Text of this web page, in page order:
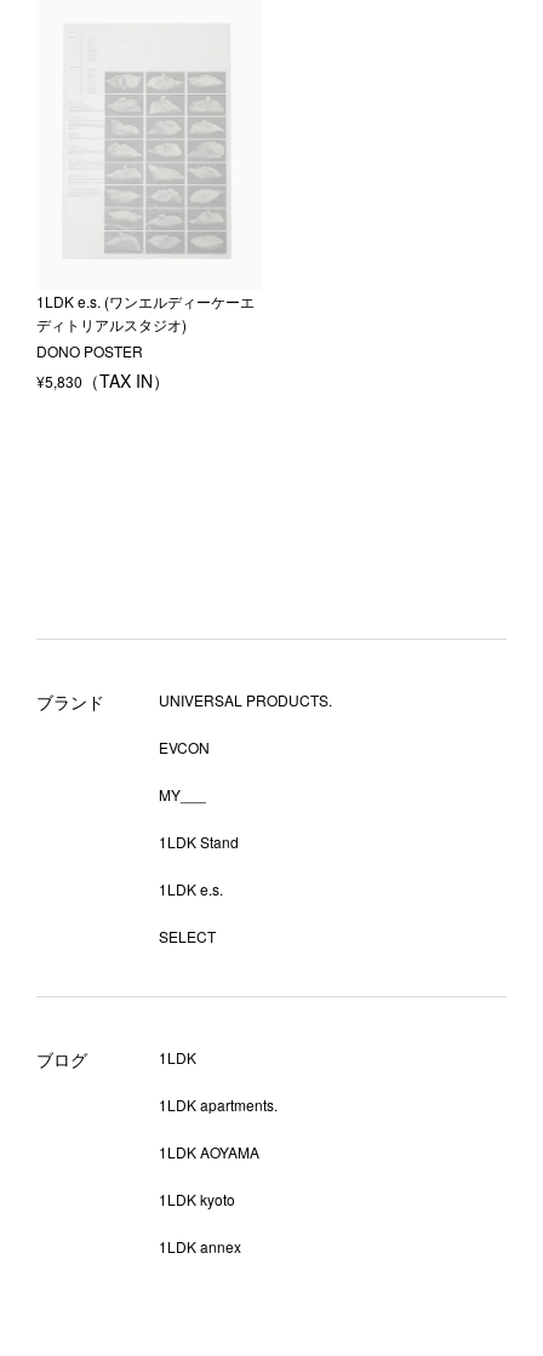
1LDK e.s. (ワンエルディーケーエ
ディトリアルスタジオ)
DONO POSTER
¥5,830
ブランド UNIVERSAL PRODUCTS.
EVCON
MY___
1LDK Stand
1LDK e.s.
SELECT
ブログ 1LDK
1LDK apartments.
1LDK AOYAMA
1LDK kyoto
1LDK annex